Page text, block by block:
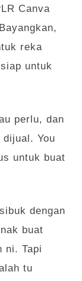
Canva
reka
untuk
perlu, dan
You
untuk buat
dengan
buat
ni. Tapi
tu